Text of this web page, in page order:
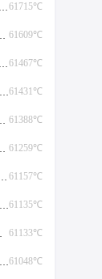
61715℃
61609℃
61467℃
61431℃
61388℃
61259℃
61157℃
61135℃
61133℃
61048℃